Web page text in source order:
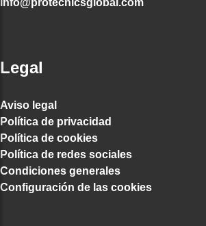
info@protecnicsglobal.com
Legal
Aviso legal
Política de privacidad
Política de cookies
Política de redes sociales
Condiciones generales
Configuración de las cookies